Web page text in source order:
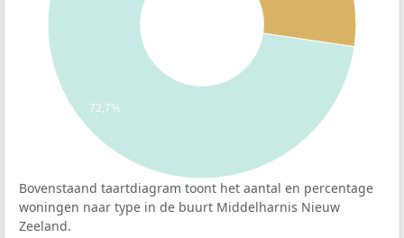
72,7%
Bovenstaand taartdiagram toont het aantal en percentage
woningen naar type in de buurt Middelharnis Nieuw
Zeeland.